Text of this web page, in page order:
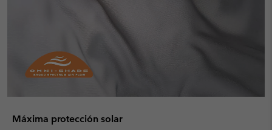
Máxima protección solar